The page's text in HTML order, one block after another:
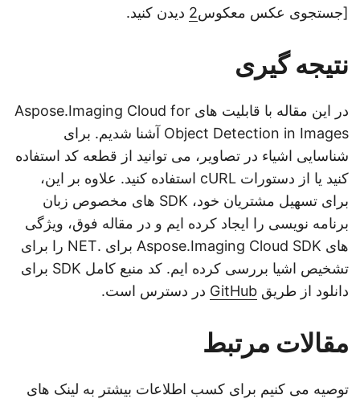
[جستجوی عکس معکوس2دیدن کنید.
نتیجه گیری
در این مقاله با قابلیت های Aspose.Imaging Cloud for
Object Detection in Images آشنا شدیم. برای
شناسایی اشیاء در تصاویر، می توانید از قطعه کد استفاده
کنید یا از دستورات cURL استفاده کنید. علاوه بر این،
برای تسهیل مشتریان خود، SDK های مخصوص زبان
برنامه نویسی را ایجاد کرده ایم و در مقاله فوق، ویژگی
های Aspose.Imaging Cloud SDK برای .NET را برای
تشخیص اشیا بررسی کرده ایم. کد منبع کامل SDK برای
دانلود از طریقGitHubدر دسترس است.
مقالات مرتبط
توصیه می کنیم برای کسب اطلاعات بیشتر به لینک های